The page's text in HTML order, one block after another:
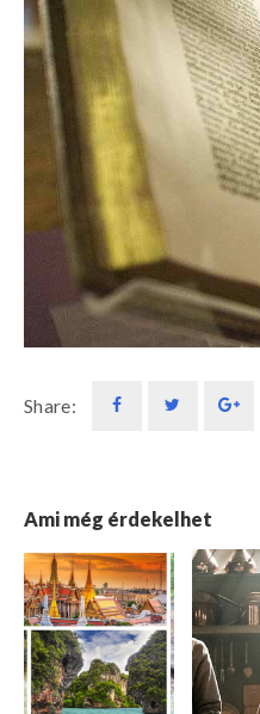
Share:
Ami még érdekelhet